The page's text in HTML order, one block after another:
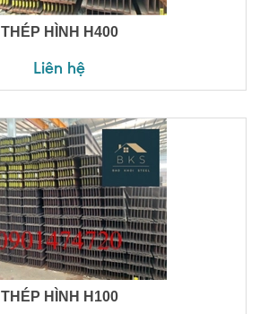
THÉP HÌNH H400
Liên hệ
THÉP HÌNH H100